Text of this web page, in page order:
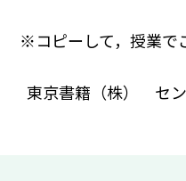
※コピーして，授業で
東京書籍（株） セ